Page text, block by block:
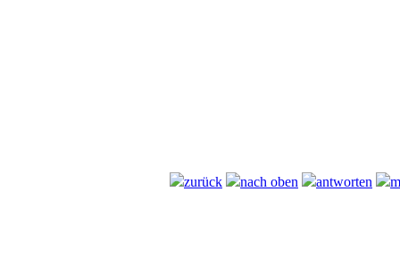
zurück nach oben antworten